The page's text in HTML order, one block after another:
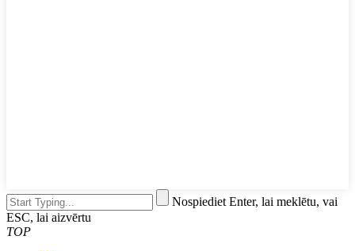
Nospiediet Enter, lai meklētu, vai
ESC, lai aizvērtu
TOP